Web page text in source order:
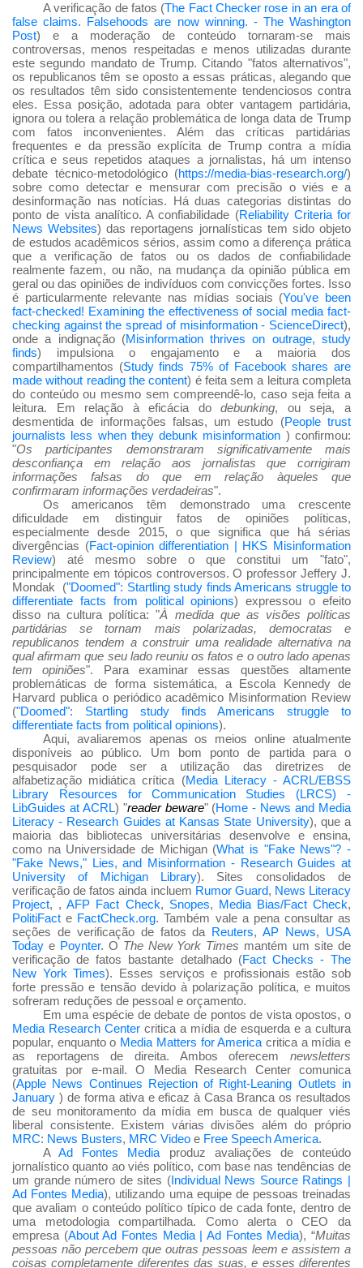
A verificação de fatos (The Fact Checker rose in an era of
false claims. Falsehoods are now winning. - The Washington
Post) e a moderação de conteúdo tornaram-se mais
controversas, menos respeitadas e menos utilizadas durante
este segundo mandato de Trump. Citando "fatos alternativos",
os republicanos têm se oposto a essas práticas, alegando que
os resultados têm sido consistentemente tendenciosos contra
eles. Essa posição, adotada para obter vantagem partidária,
ignora ou tolera a relação problemática de longa data de Trump
com fatos inconvenientes. Além das críticas partidárias
frequentes e da pressão explícita de Trump contra a mídia
crítica e seus repetidos ataques a jornalistas, há um intenso
debate técnico-metodológico (https://media-bias-research.org/)
sobre como detectar e mensurar com precisão o viés e a
desinformação nas notícias. Há duas categorias distintas do
ponto de vista analítico. A confiabilidade (Reliability Criteria for
News Websites) das reportagens jornalísticas tem sido objeto
de estudos acadêmicos sérios, assim como a diferença prática
que a verificação de fatos ou os dados de confiabilidade
realmente fazem, ou não, na mudança da opinião pública em
geral ou das opiniões de indivíduos com convicções fortes. Isso
é particularmente relevante nas mídias sociais (You've been
fact-checked! Examining the effectiveness of social media fact-
checking against the spread of misinformation - ScienceDirect),
onde a indignação (Misinformation thrives on outrage, study
finds) impulsiona o engajamento e a maioria dos
compartilhamentos (Study finds 75% of Facebook shares are
made without reading the content) é feita sem a leitura completa
do conteúdo ou mesmo sem compreendê-lo, caso seja feita a
leitura. Em relação à eficácia dodebunking, ou seja, a
desmentida de informações falsas, um estudo (People trust
journalists less when they debunk misinformation ) confirmou:
"Os participantes demonstraram significativamente mais
desconfiança em relação aos jornalistas que corrigiram
informações falsas do que em relação àqueles que
confirmaram informações verdadeiras".
Os americanos têm demonstrado uma crescente
dificuldade em distinguir fatos de opiniões políticas,
especialmente desde 2015, o que significa que há sérias
divergências (Fact-opinion differentiation | HKS Misinformation
Review) até mesmo sobre o que constitui um "fato",
principalmente em tópicos controversos. O professor Jeffery J.
Mondak ("Doomed": Startling study finds Americans struggle to
differentiate facts from political opinions) expressou o efeito
disso na cultura política: "À medida que as visões políticas
partidárias se tornam mais polarizadas, democratas e
republicanos tendem a construir uma realidade alternativa na
qual afirmam que seu lado reuniu os fatos e o outro lado apenas
tem opiniões". Para examinar essas questões altamente
problemáticas de forma sistemática, a Escola Kennedy de
Harvard publica o periódico acadêmico Misinformation Review
("Doomed": Startling study finds Americans struggle to
differentiate facts from political opinions).
Aqui, avaliaremos apenas os meios online atualmente
disponíveis ao público. Um bom ponto de partida para o
pesquisador pode ser a utilização das diretrizes de
alfabetização midiática crítica (Media Literacy - ACRL/EBSS
Library Resources for Communication Studies (LRCS) -
LibGuides at ACRL) "reader beware" (Home - News and Media
Literacy - Research Guides at Kansas State University), que a
maioria das bibliotecas universitárias desenvolve e ensina,
como na Universidade de Michigan (What is "Fake News"? -
"Fake News," Lies, and Misinformation - Research Guides at
University of Michigan Library). Sites consolidados de
verificação de fatos ainda incluem Rumor Guard, News Literacy
Project, ,AFP Fact Check, Snopes, Media Bias/Fact Check,
PolitiFact e FactCheck.org. Também vale a pena consultar as
seções de verificação de fatos da Reuters,AP News, USA
Today e Poynter. O The New York Times mantém um site de
verificação de fatos bastante detalhado (Fact Checks - The
New York Times). Esses serviços e profissionais estão sob
forte pressão e tensão devido à polarização política, e muitos
sofreram reduções de pessoal e orçamento.
Em uma espécie de debate de pontos de vista opostos, o
Media Research Center critica a mídia de esquerda e a cultura
popular, enquanto o Media Matters for America critica a mídia e
as reportagens de direita. Ambos oferecem newsletters
gratuitas por e-mail. O Media Research Center comunica
(Apple News Continues Rejection of Right-Leaning Outlets in
January ) de forma ativa e eficaz à Casa Branca os resultados
de seu monitoramento da mídia em busca de qualquer viés
liberal consistente. Existem várias divisões além do próprio
MRC: News Busters, MRC Video e Free Speech America.
A Ad Fontes Media produz avaliações de conteúdo
jornalístico quanto ao viés político, com base nas tendências de
um grande número de sites (Individual News Source Ratings |
Ad Fontes Media), utilizando uma equipe de pessoas treinadas
que avaliam o conteúdo político típico de cada fonte, dentro de
uma metodologia compartilhada. Como alerta o CEO da
empresa (About Ad Fontes Media | Ad Fontes Media), “Muitas
pessoas não percebem que outras pessoas leem e assistem a
coisas completamente diferentes das suas, e esses diferentes